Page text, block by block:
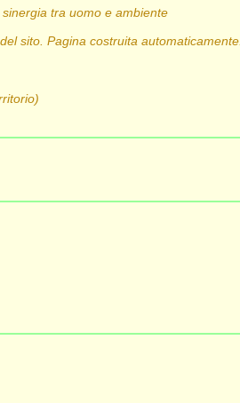
tra uomo e ambiente
sito. Pagina costruita automaticamente.